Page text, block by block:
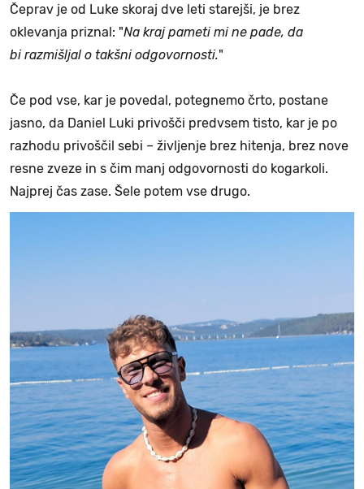
Čeprav je od Luke skoraj dve leti starejši, je brez
oklevanja priznal: "Na kraj pameti mi ne pade, da
bi razmišljal o takšni odgovornosti."
Če pod vse, kar je povedal, potegnemo črto, postane
jasno, da Daniel Luki privošči predvsem tisto, kar je po
razhodu privoščil sebi – življenje brez hitenja, brez nove
resne zveze in s čim manj odgovornosti do kogarkoli.
Najprej čas zase. Šele potem vse drugo.